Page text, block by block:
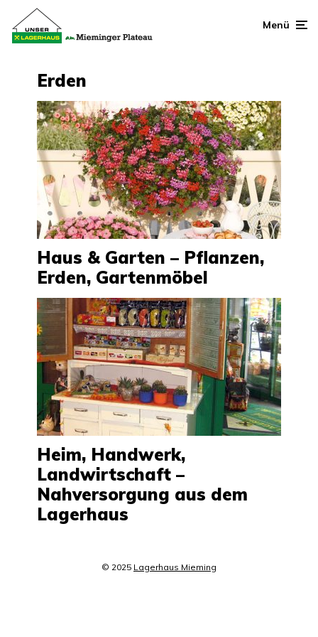
Menü
Erden
Haus & Garten – Pflanzen,
Erden, Gartenmöbel
Heim, Handwerk,
Landwirtschaft –
Nahversorgung aus dem
Lagerhaus
© 2025 Lagerhaus Mieming